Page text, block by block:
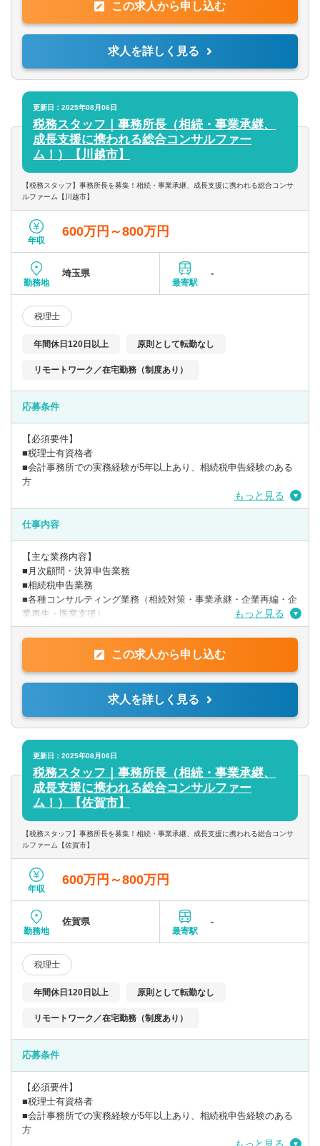
ンサルティングを行います。
資産税が未経験でも社内研修(Off-JT)と契約から遺産分割協議、提
案、報告までの同行(OJT)で経験値を積むことができます。
【事業承継】
株価算定・組織再編・M&Aを含む事業承継支援を行います。
弊社は事業承継特化事務所として創業しましたので、その実力・
案件数は全国トップクラスです。
税理士業界の中でも最難関業務と言われる事業承継のスキルを習
得頂ける環境があります。
〇入社後のキャリアアップとして、中小企業成長支援（資金繰り
改善経営アドバイス/MAS監査/財務コンサル）などにも携わるこ
とも可能です。
自身の考えと意欲を重要視した働き方を実現することが出来ま
す。
〇高付加価値の創造と提供を大切にしています。
そのために、まずはきめ細やかなヒアリングで問題点を見つけ、
弁護士や司法書士のチームで問題を解決することで
高付加価値な商品を創造し、お客様に提供しております。
〇クラウド型顧問対応やテレワークを取り入れ、時勢に合った働
き方が可能です。
この求人から申し込む
求人を詳しく見る
更新日：2025年08月06日
税務スタッフ｜事務所長（相続・事業承継、
成長支援に携われる総合コンサルファー
ム！）【川越市】
【税務スタッフ】事務所長を募集！相続・事業承継、成長支援に携われる総合コンサ
ルファーム【川越市】
年収
600万円～800万円
勤務地
埼玉県
最寄駅
-
税理士
年間休日120日以上 原則として転勤なし
リモートワーク／在宅勤務（制度あり）
応募条件
【必須要件】
■税理士有資格者
■会計事務所での実務経験が5年以上あり、相続税申告経験のある
方
【歓迎要件】
■税務顧問を中心にやってきた方
※時短勤務相談可能です！
もっと見る
仕事内容
【主な業務内容】
■月次顧問・決算申告業務
■相続税申告業務
■各種コンサルティング業務（相続対策・事業承継・企業再編・企
業再生・医業支援）
〇入社時の業務イメージとしては、相続案件6割、法人顧問業務4
割です。相続は月3件程度/顧問は担当10件程度です。自身の経験
に合わせて段階的に業務をお任せします。
※入社後のキャリアアップとして、資産税(事業承継/組織再編/相
続対策等)や中小企業成長支援（資金繰り改善経営アドバイ
ス/MAS監査/財務コンサル）などにも携わることも可能です。 自
身の考えと意欲を重要視した働き方を実現することが出来ます。
〇高付加価値の創造と提供を大切にしています。そのために、ま
ずはきめ細やかなヒアリングで問題点を見つけ、弁護士や司法書
士のチームで問題を解決することで高付加価値な商品を創造し、
お客様に提供しております。
〇クラウド型顧問対応やテレワークを取り入れ、時勢に合った働
き方が可能です。
もっと見る
この求人から申し込む
求人を詳しく見る
更新日：2025年08月06日
税務スタッフ｜事務所長（相続・事業承継、
成長支援に携われる総合コンサルファー
ム！）【佐賀市】
【税務スタッフ】事務所長を募集！相続・事業承継、成長支援に携われる総合コンサ
ルファーム【佐賀市】
年収
600万円～800万円
勤務地
佐賀県
最寄駅
-
税理士
年間休日120日以上 原則として転勤なし
リモートワーク／在宅勤務（制度あり）
応募条件
【必須要件】
■税理士有資格者
■会計事務所での実務経験が5年以上あり、相続税申告経験のある
方